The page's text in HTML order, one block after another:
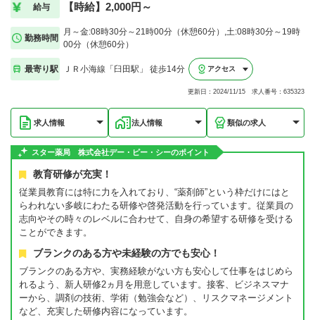
給与 【時給】2,000円～
勤務時間
月～金:08時30分～21時00分（休憩60分）,土:08時30分～19時
00分（休憩60分）
最寄り駅 ＪＲ小海線「臼田駅」 徒歩14分 アクセス
更新日：2024/11/15 求人番号：635323
求人情報 法人情報 類似の求人
スター薬局 株式会社デー・ピー・シーのポイント
教育研修が充実！
従業員教育には特に力を入れており、“薬剤師”という枠だけにはと
らわれない多岐にわたる研修や啓発活動を行っています。従業員の
志向やその時々のレベルに合わせて、自身の希望する研修を受ける
ことができます。
ブランクのある方や未経験の方でも安心！
ブランクのある方や、実務経験がない方も安心して仕事をはじめら
れるよう、新人研修2ヵ月を用意しています。接客、ビジネスマナ
ーから、調剤の技術、学術（勉強会など）、リスクマネージメント
など、充実した研修内容になっています。